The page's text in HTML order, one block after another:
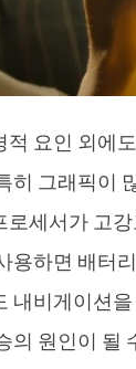
적 요인 외에
히 그래픽이
로세서가 고
용하면 배터
내비게이션
의 원인이 될